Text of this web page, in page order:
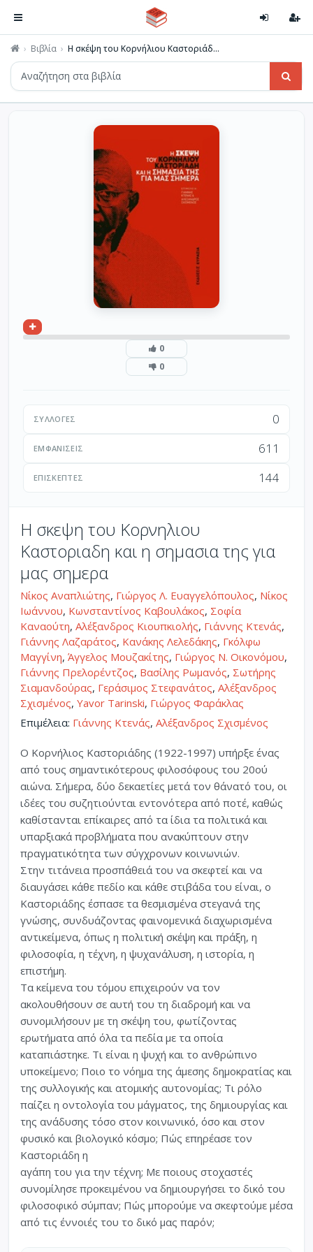
Βιβλία Η σκέψη του Κορνήλιου Καστοριάδ...
0
0
ΣΥΛΛΟΓΈΣ 0
ΕΜΦΑΝΊΣΕΙΣ 611
ΕΠΙΣΚΈΠΤΕΣ 144
Η σκεψη του Κορνηλιου
Καστοριαδη και η σημασια της για
μας σημερα
Νίκος Αναπλιώτης, Γιώργος Λ. Ευαγγελόπουλος, Νίκος
Ιωάννου, Κωνσταντίνος Καβουλάκος, Σοφία
Καναούτη, Αλέξανδρος Κιουπκιολής, Γιάννης Κτενάς,
Γιάννης Λαζαράτος, Κανάκης Λελεδάκης, Γκόλφω
Μαγγίνη, Άγγελος Μουζακίτης, Γιώργος Ν. Οικονόμου,
Γιάννης Πρελορέντζος, Βασίλης Ρωμανός, Σωτήρης
Σιαμανδούρας, Γεράσιμος Στεφανάτος, Αλέξανδρος
Σχισμένος, Yavor Tarinski, Γιώργος Φαράκλας
Επιμέλεια: Γιάννης Κτενάς, Αλέξανδρος Σχισμένος
Ο Κορνήλιος Καστοριάδης (1922-1997) υπήρξε ένας
από τους σημαντικότερους φιλοσόφους του 20ού
αιώνα. Σήμερα, δύο δεκαετίες μετά τον θάνατό του, οι
ιδέες του συζητιούνται εντονότερα από ποτέ, καθώς
καθίστανται επίκαιρες από τα ίδια τα πολιτικά και
υπαρξιακά προβλήματα που ανακύπτουν στην
πραγματικότητα των σύγχρονων κοινωνιών.
Στην τιτάνεια προσπάθειά του να σκεφτεί και να
διαυγάσει κάθε πεδίο και κάθε στιβάδα του είναι, ο
Καστοριάδης έσπασε τα θεσμισμένα στεγανά της
γνώσης, συνδυάζοντας φαινομενικά διαχωρισμένα
αντικείμενα, όπως η πολιτική σκέψη και πράξη, η
φιλοσοφία, η τέχνη, η ψυχανάλυση, η ιστορία, η
επιστήμη.
Τα κείμενα του τόμου επιχειρούν να τον
ακολουθήσουν σε αυτή του τη διαδρομή και να
συνομιλήσουν με τη σκέψη του, φωτίζοντας
ερωτήματα από όλα τα πεδία με τα οποία
καταπιάστηκε. Τι είναι η ψυχή και το ανθρώπινο
υποκείμενο; Ποιο το νόημα της άμεσης δημοκρατίας και
της συλλογικής και ατομικής αυτονομίας; Τι ρόλο
παίζει η οντολογία του μάγματος, της δημιουργίας και
της ανάδυσης τόσο στον κοινωνικό, όσο και στον
φυσικό και βιολογικό κόσμο; Πώς επηρέασε τον
Καστοριάδη η
αγάπη του για την τέχνη; Με ποιους στοχαστές
συνομίλησε προκειμένου να δημιουργήσει το δικό του
φιλοσοφικό σύμπαν; Πώς μπορούμε να σκεφτούμε μέσα
από τις έννοιές του το δικό μας παρόν;